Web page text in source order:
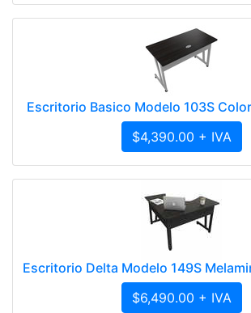
Escritorio Basico Modelo 103S
$4,390.00 + IVA
Escritorio Delta Modelo 149S
$6,490.00 + IVA